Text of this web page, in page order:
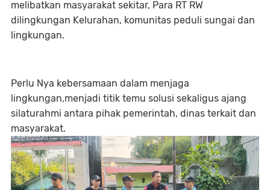
melibatkan masyarakat sekitar, Para RT RW
dilingkungan Kelurahan, komunitas peduli sungai dan
lingkungan.
Perlu Nya kebersamaan dalam menjaga
lingkungan,menjadi titik temu solusi sekaligus ajang
silaturahmi antara pihak pemerintah, dinas terkait dan
masyarakat.